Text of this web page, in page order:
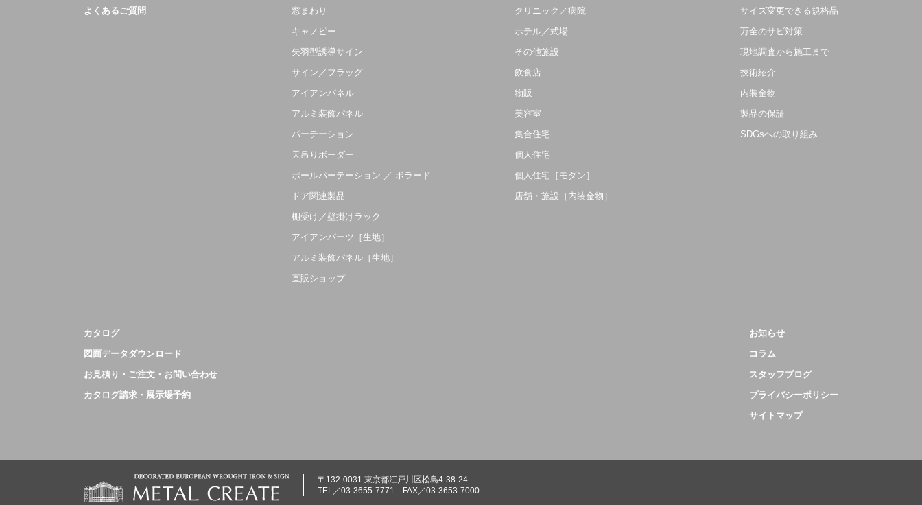
よくあるご質問
窓まわり
キャノピー
矢羽型誘導サイン
サイン／フラッグ
アイアンパネル
アルミ装飾パネル
パーテーション
天吊りボーダー
ポールパーテーション ／ ボラード
ドア関連製品
棚受け／壁掛けラック
アイアンパーツ［生地］
アルミ装飾パネル［生地］
直販ショップ
クリニック／病院
ホテル／式場
その他施設
飲食店
物販
美容室
集合住宅
個人住宅
個人住宅［モダン］
店舗・施設［内装金物］
サイズ変更できる規格品
万全のサビ対策
現地調査から施工まで
技術紹介
内装金物
製品の保証
SDGsへの取り組み
カタログ
図面データダウンロード
お見積り・ご注文・お問い合わせ
カタログ請求・展示場予約
お知らせ
コラム
スタッフブログ
プライバシーポリシー
サイトマップ
〒132-0031 東京都江戸川区松島4-38-24
TEL／03-3655-7771 FAX／03-3653-7000